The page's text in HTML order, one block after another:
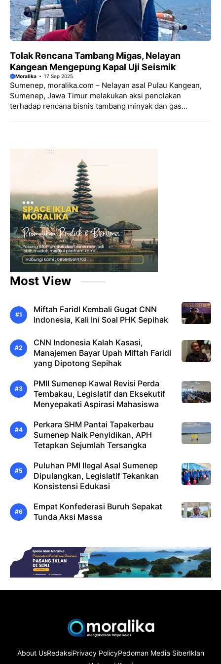
Tolak Rencana Tambang Migas, Nelayan
Kangean Mengepung Kapal Uji Seismik
Moralika 17 Sep 2025
Sumenep, moralika.com – Nelayan asal Pulau Kangean,
Sumenep, Jawa Timur melakukan aksi penolakan
terhadap rencana bisnis tambang minyak dan gas...
Most View
Miftah Faridl Kembali Gugat CNN
Indonesia, Kali Ini Soal PHK Sepihak
CNN Indonesia Kalah Kasasi,
Manajemen Bayar Upah Miftah Faridl
yang Dipotong Sepihak
PMII Sumenep Kawal Revisi Perda
Tembakau, Legislatif dan Eksekutif
Menyepakati Aspirasi Mahasiswa
Perkara SHM Pantai Tapakerbau
Sumenep Naik Penyidikan, APH
Tetapkan Sejumlah Tersangka
Puluhan PMI Ilegal Asal Sumenep
Dipulangkan, Legislatif Tekankan
Konsistensi Edukasi
Empat Konfederasi Buruh Sepakat
Tunda Aksi Massa
About UsRedaksiPrivacy PolicyPedoman Media SiberIklan